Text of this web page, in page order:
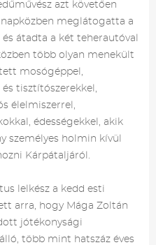
azt követően
meglátogatta a
átadta a két teherautóval
több olyan menekült
mosógéppel,
tisztítószerekkel,
élelmiszerrel,
édességekkel, akik
személyes holmin kívül
Kárpátaljáról.
lelkész a kedd esti
arra, hogy Mága Zoltán
jótékonysági
több mint hatszáz éves